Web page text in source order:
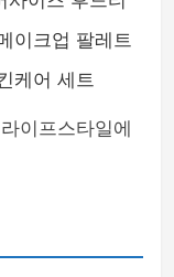
이크업 팔레트
케어 세트
이프스타일에